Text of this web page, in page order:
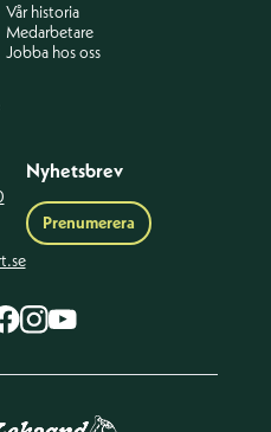
Vår historia
Medarbetare
Jobba hos oss
Nyhetsbrev
Prenumerera
Instagram
Youtube